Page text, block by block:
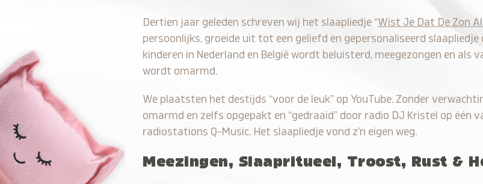
Dertien jaar geleden schreven wij het slaapliedje “Wist Je Dat De Zon
persoonlijks, groeide uit tot een geliefd en gepersonaliseerd
kinderen in Nederland en België wordt beluisterd, meegezongen en
wordt omarmd.
We plaatsten het destijds “voor de leuk” op YouTube. Zonder
omarmd en zelfs opgepakt en “gedraaid” door radio DJ Kristel op één
radiostations Q-Music. Het slaapliedje vond z’n eigen weg.
Meezingen, Slaapritueel, Troost, Rust &